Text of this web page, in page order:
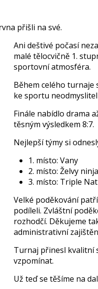
přišli na své.
Ani deštivé počasí
malé tělocvičně 1.
sportovní atmosféra.
Během celého turnaje
ke sportu
Finále nabídlo drama
těsným výsledkem 8:7.
Nejlepší týmy si
1. místo: Vany
2. místo: Želvy ninja
3. místo: Triple
Velké poděkování
podíleli. Zvláštní
rozhodčí. Děkujeme
administrativní
Turnaj přinesl kvalitní
vzpomínat.
Už teď se těšíme na